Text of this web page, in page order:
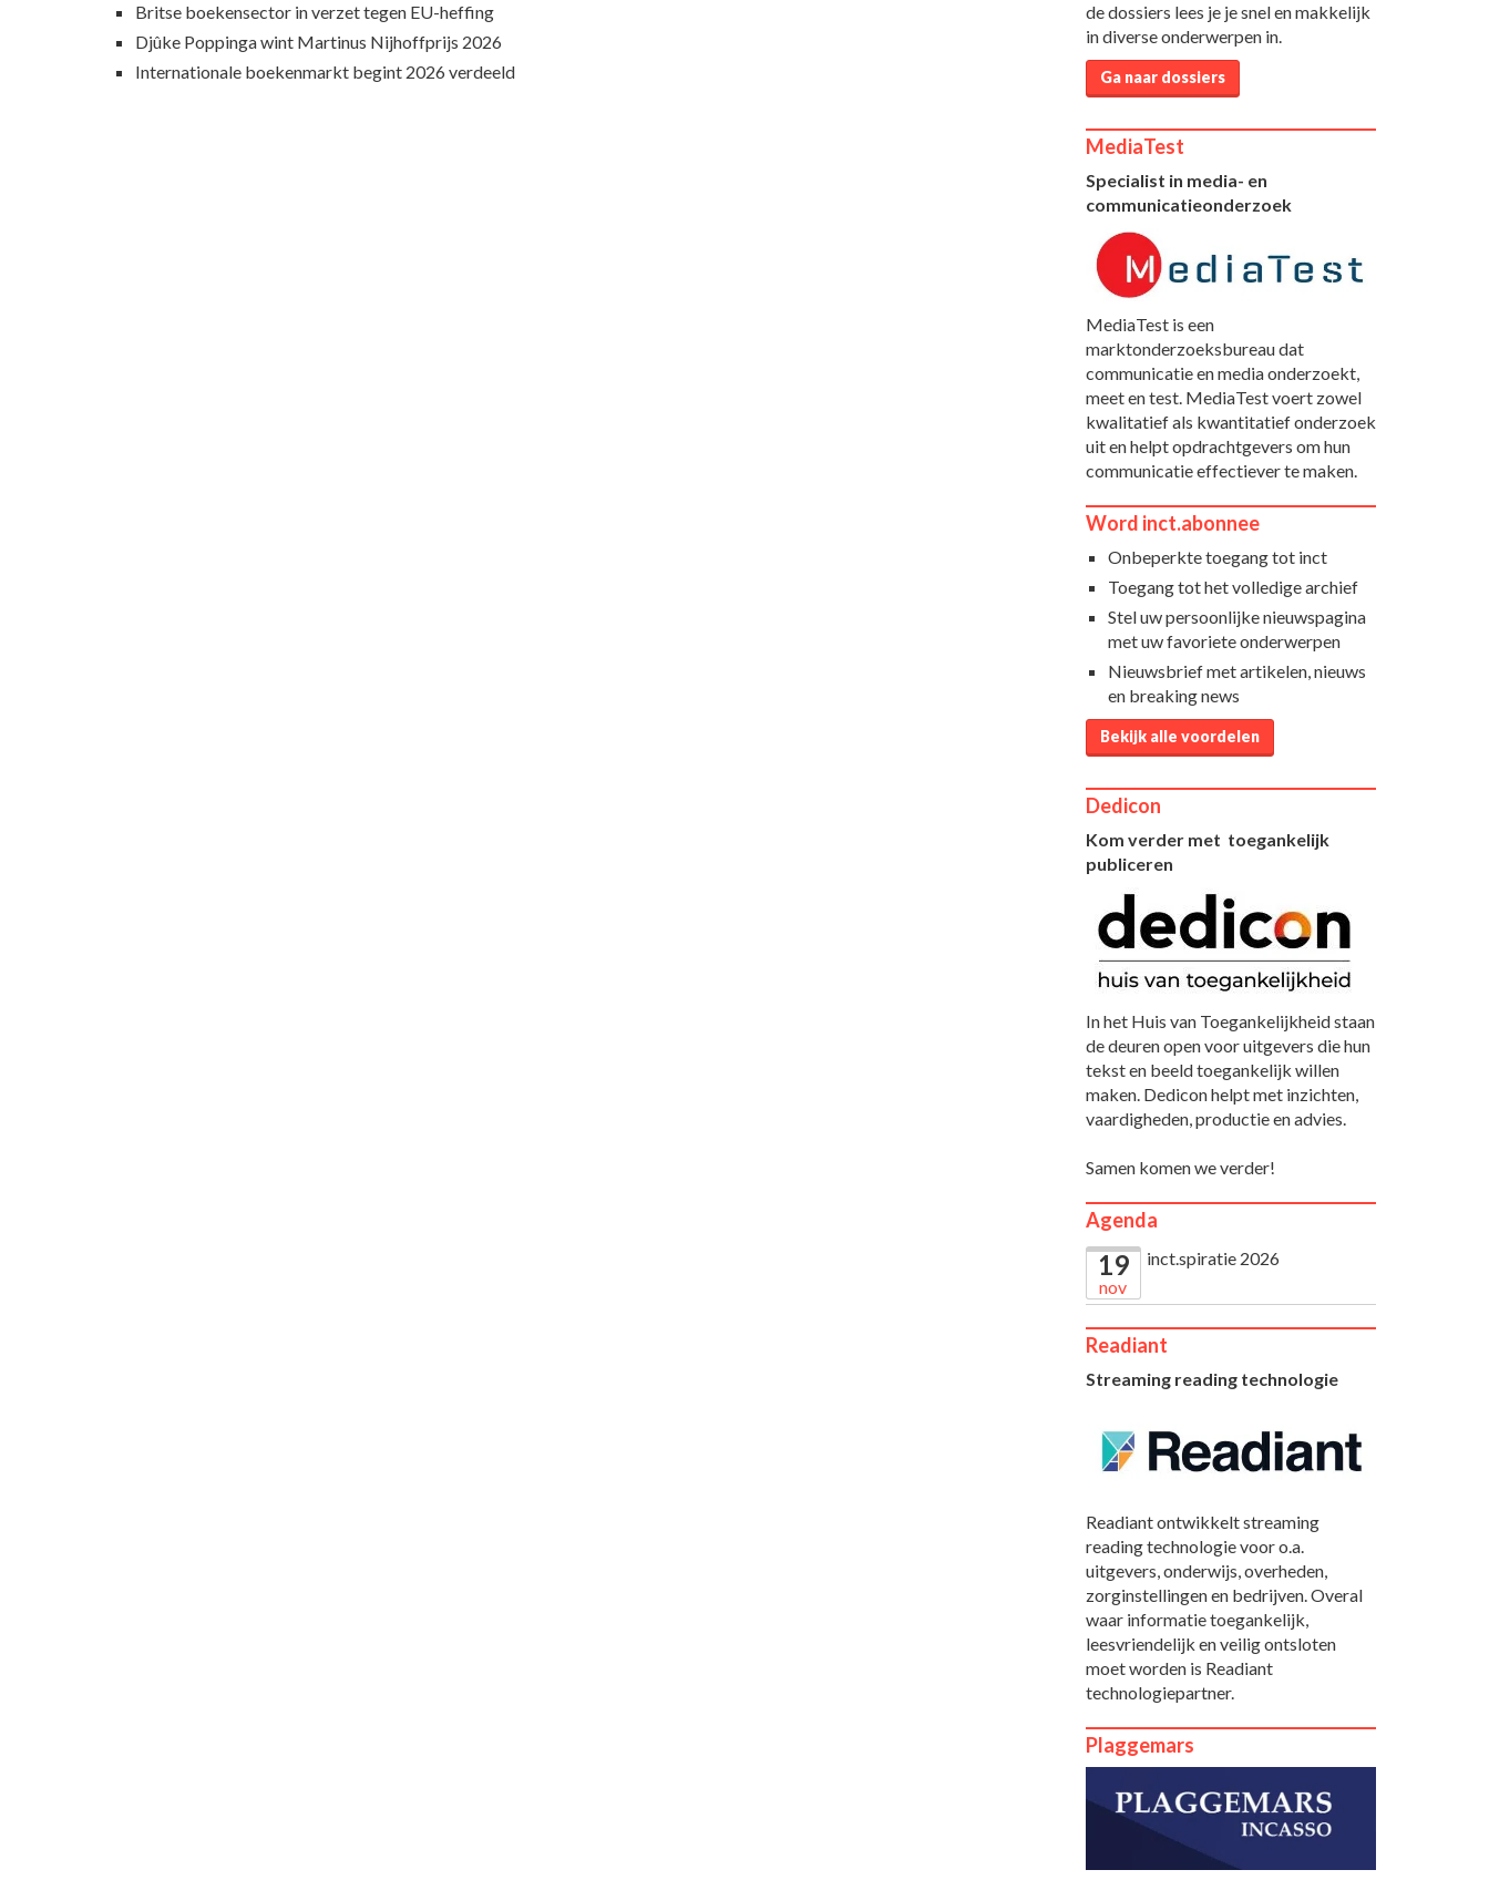
Britse boekensector in verzet tegen EU-heffing
Djûke Poppinga wint Martinus Nijhoffprijs 2026
Internationale boekenmarkt begint 2026 verdeeld
de dossiers lees je je snel en makkelijk
in diverse onderwerpen in.
Ga naar dossiers
MediaTest
Specialist in media- en
communicatieonderzoek
MediaTest is een
marktonderzoeksbureau dat
communicatie en media onderzoekt,
meet en test. MediaTest voert zowel
kwalitatief als kwantitatief onderzoek
uit en helpt opdrachtgevers om hun
communicatie effectiever te maken.
Word inct.abonnee
Onbeperkte toegang tot inct
Toegang tot het volledige archief
Stel uw persoonlijke nieuwspagina
met uw favoriete onderwerpen
Nieuwsbrief met artikelen, nieuws
en breaking news
Bekijk alle voordelen
Dedicon
Kom verder met toegankelijk
publiceren
In het Huis van Toegankelijkheid staan
de deuren open voor uitgevers die hun
tekst en beeld toegankelijk willen
maken. Dedicon helpt met inzichten,
vaardigheden, productie en advies.
Samen komen we verder!
Agenda
19
nov
inct.spiratie 2026
Readiant
Streaming reading technologie
Readiant ontwikkelt streaming
reading technologie voor o.a.
uitgevers, onderwijs, overheden,
zorginstellingen en bedrijven. Overal
waar informatie toegankelijk,
leesvriendelijk en veilig ontsloten
moet worden is Readiant
technologiepartner.
Plaggemars